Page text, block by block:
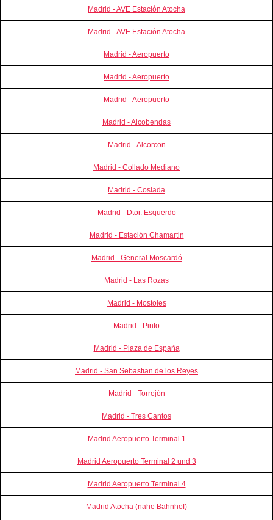
Madrid - AVE Estación Atocha
Madrid - AVE Estación Atocha
Madrid - Aeropuerto
Madrid - Aeropuerto
Madrid - Aeropuerto
Madrid - Alcobendas
Madrid - Alcorcon
Madrid - Collado Mediano
Madrid - Coslada
Madrid - Dtor. Esquerdo
Madrid - Estación Chamartin
Madrid - General Moscardó
Madrid - Las Rozas
Madrid - Mostoles
Madrid - Pinto
Madrid - Plaza de España
Madrid - San Sebastian de los Reyes
Madrid - Torrejón
Madrid - Tres Cantos
Madrid Aeropuerto Terminal 1
Madrid Aeropuerto Terminal 2 und 3
Madrid Aeropuerto Terminal 4
Madrid Atocha (nahe Bahnhof)